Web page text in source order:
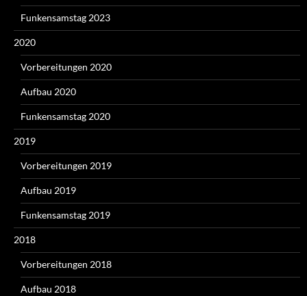
Funkensamstag 2023
2020
Vorbereitungen 2020
Aufbau 2020
Funkensamstag 2020
2019
Vorbereitungen 2019
Aufbau 2019
Funkensamstag 2019
2018
Vorbereitungen 2018
Aufbau 2018